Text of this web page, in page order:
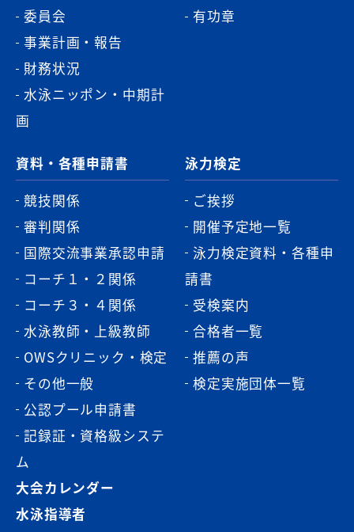
委員会
事業計画・報告
財務状況
水泳ニッポン・中期計
画
有功章
資料・各種申請書
競技関係
審判関係
国際交流事業承認申請
コーチ１・２関係
コーチ３・４関係
水泳教師・上級教師
OWSクリニック・検定
その他一般
公認プール申請書
記録証・資格級システ
ム
泳力検定
ご挨拶
開催予定地一覧
泳力検定資料・各種申
請書
受検案内
合格者一覧
推薦の声
検定実施団体一覧
大会カレンダー
水泳指導者